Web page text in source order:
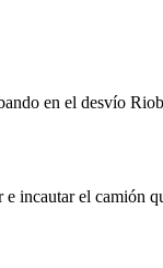
en el desvío
incautar el camión